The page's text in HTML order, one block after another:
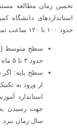
تخمین زمان مطالعه
استانداردهای دانشگاه کمبریج،
حدود ۱۰۰ تا ۱۲۰ ساعت تمرین هدفمند است.
حدود ۳ تا ۵ ماه زمان برای رسیدن به نمره ۷ نیاز است.
سطح پایه: اگر
از ورود به
استاندارد
سال زمان ببرد.